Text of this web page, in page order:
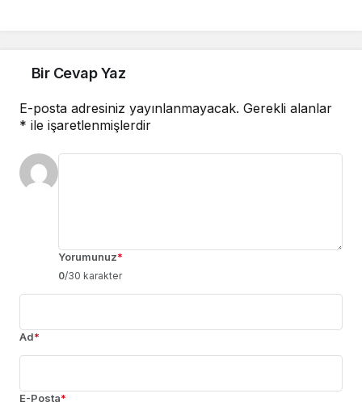
Bir Cevap Yaz
E-posta adresiniz yayınlanmayacak. Gerekli alanlar
* ile işaretlenmişlerdir
Yorumunuz*
0/30 karakter
Ad*
E-Posta*